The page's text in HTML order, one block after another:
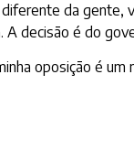
da
decisão é do
oposição é